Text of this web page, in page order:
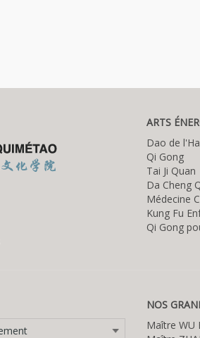
ARTS
Dao de
Qi Gong
Tai Ji Quan
Da Cheng
Médecine
Kung Fu
Qi Gong
NOS
Maître WU